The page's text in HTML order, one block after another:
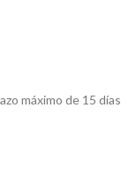
máximo de 15 días